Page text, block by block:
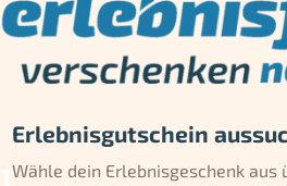
Erlebnisgutschein
Wähle dein Erlebnisgeschenk aus